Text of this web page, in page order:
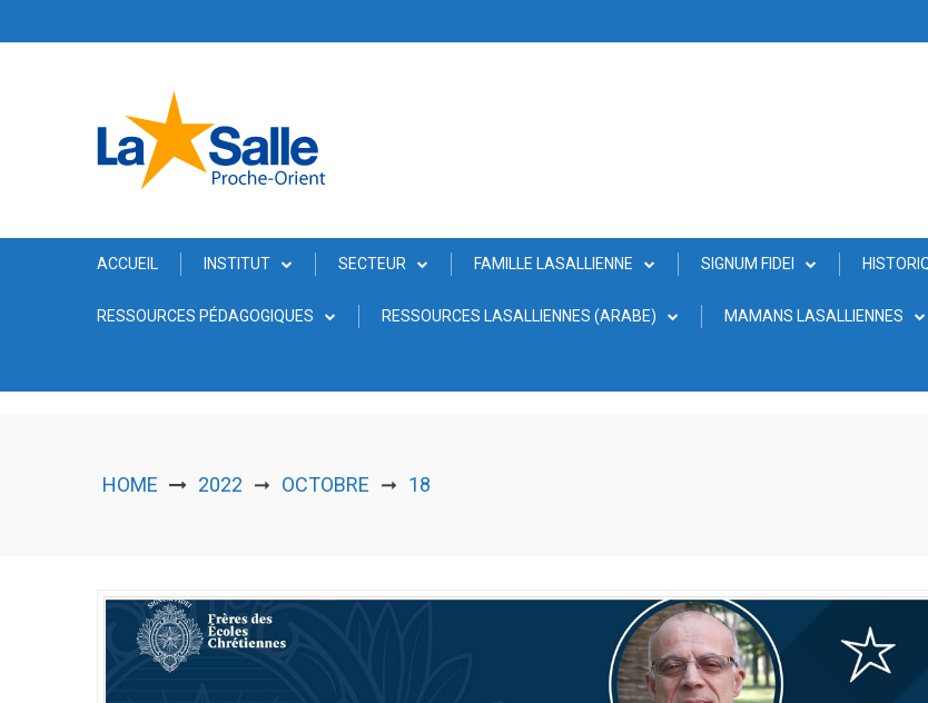
ACCUEIL INSTITUT SECTEUR FAMILLE LASALLIENNE SIGNUM FIDEI
RESSOURCES PÉDAGOGIQUES RESSOURCES LASALLIENNES (ARABE) MAMANS LASALLIENNES
HOME 2022 ➞ OCTOBRE ➞ 18